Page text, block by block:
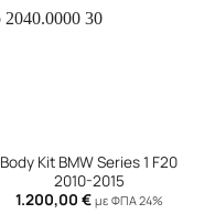
Body Kit BMW Series 1 F20
2010-2015
1.200,00 € με ΦΠΑ 24%